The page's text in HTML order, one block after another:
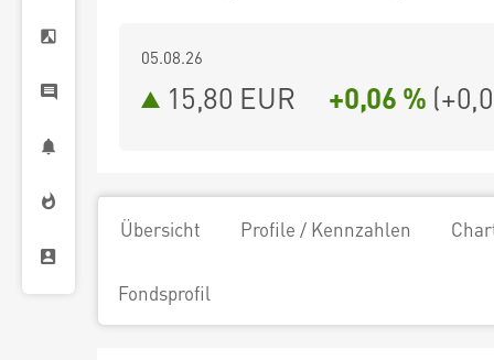
05.08.26
15,80 EUR +0,06 % (
Übersicht Profile / Kennzahlen
Fondsprofil